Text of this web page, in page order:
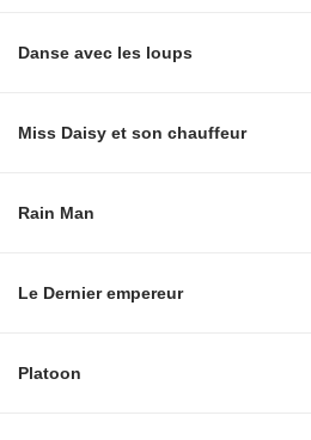
Danse avec les loups
Miss Daisy et son chauffeur
Rain Man
Le Dernier empereur
Platoon